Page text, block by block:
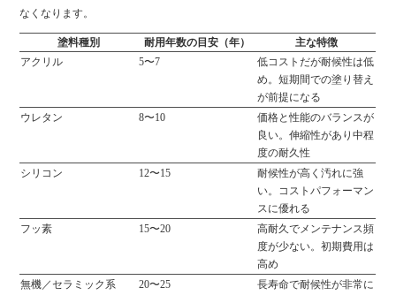
なくなります。
塗料種別 耐用年数の目安（年）
主な特徴
アクリル
5〜7
低コストだが耐候性は低
め。短期間での塗り替え
が前提になる
ウレタン
8〜10
価格と性能のバランスが
良い。伸縮性があり中程
度の耐久性
シリコン
12〜15
耐候性が高く汚れに強
い。コストパフォーマン
スに優れる
フッ素
15〜20
高耐久でメンテナンス頻
度が少ない。初期費用は
高め
無機／セラミック系
20〜25
長寿命で耐候性が非常に